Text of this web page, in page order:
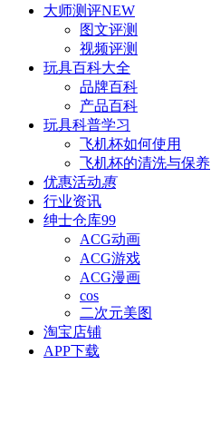
大师测评NEW
图文评测
视频评测
玩具百科大全
品牌百科
产品百科
玩具科普学习
飞机杯如何使用
飞机杯的清洗与保养
优惠活动惠
行业资讯
绅士仓库99
ACG动画
ACG游戏
ACG漫画
cos
二次元美图
淘宝店铺
APP下载